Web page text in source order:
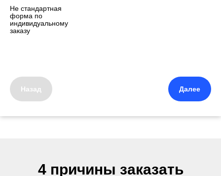
Не стандартная
форма по
индивидуальному
заказу
Назад Далее
4 причины заказать